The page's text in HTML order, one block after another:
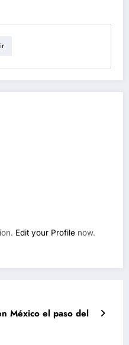
Edit your Profile now.
México el paso del